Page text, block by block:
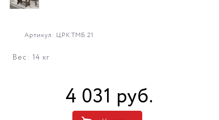
Артикул: ЦРК.ТМБ.21
Вес: 14 кг
4 031 руб.